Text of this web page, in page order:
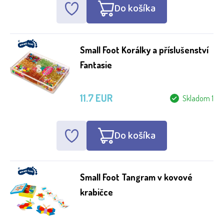
Do košíka
Small Foot Korálky a příslušenství
Fantasie
Skladom 1
11.7 EUR
Do košíka
Small Foot Tangram v kovové
krabičce